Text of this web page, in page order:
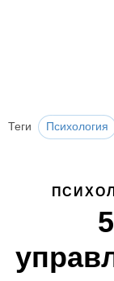
Теги Психология